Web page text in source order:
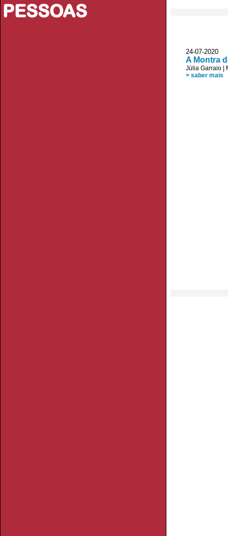
PESSOAS
24-07-
A Montra
Júlia Garraio
> saber mais